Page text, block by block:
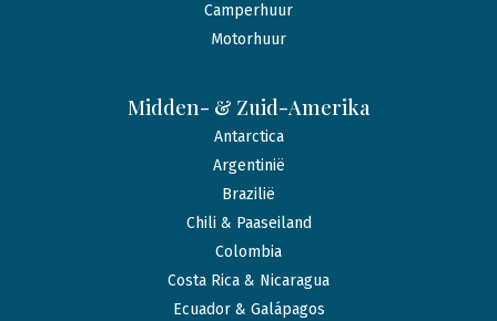
Camperhuur
Motorhuur
Midden- & Zuid-Amerika
Antarctica
Argentinië
Brazilië
Chili & Paaseiland
Colombia
Costa Rica & Nicaragua
Ecuador & Galápagos